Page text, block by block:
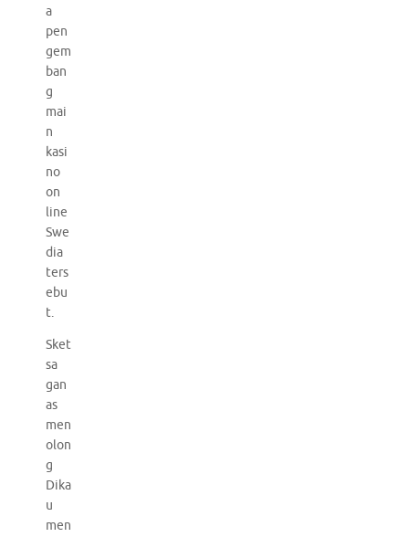
a
pen
gem
ban
g
mai
n
kasi
no
on
line
Swe
dia
ters
ebu
t.
Sket
sa
gan
as
men
olon
g
Dika
u
men